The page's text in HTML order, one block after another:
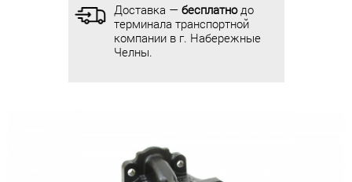
Доставка — бесплатнодо
терминала транспортной
компании в г. Набережные
Челны.
Доставка — бесплатнодо
терминала транспортной
компании в г. Набережные
Челны.